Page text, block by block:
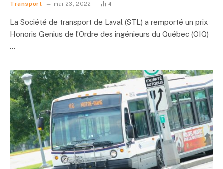
Transport mai 23, 2022 4
La Société de transport de Laval (STL) a remporté un prix
Honoris Genius de l’Ordre des ingénieurs du Québec (OIQ)
…